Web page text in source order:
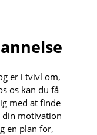
er i tvivl om,
os kan du få
med at finde
din motivation
en plan for,